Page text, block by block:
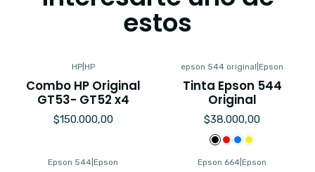
estos
HP| HP
Combo HP Original
GT53- GT52 x4
$150.000,00
epson 544 original Epson
Tinta Epson 544
Original
$38.000,00
Epson 544 Epson Epson 664 Epson